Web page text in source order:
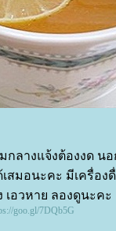
ลางแจ้งต้องงด นอ
สมอนะคะ มีเครื่อ
เอวหาย ลองดูนะคะ
goo.gl/7DQb5G